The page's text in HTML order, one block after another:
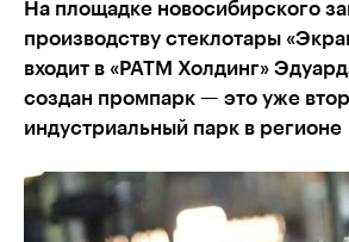
На площадке новосибирского
производству стеклотары
входит в «РАТМ Холдинг»
создан промпарк — это уже
индустриальный парк в регионе